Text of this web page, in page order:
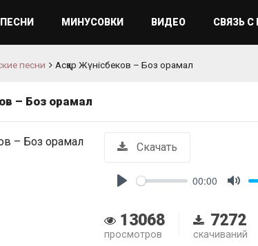
МИНУСОВКИ ВИДЕО СВЯЗЬ С
песни Асқар Жүнісбеков – Боз орамал
– Боз орамал
Скачать
00:00
13068
просмотров
7272
скачиваний